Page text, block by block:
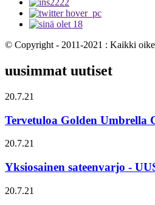
© Copyright - 2011-2021 : Kaikki
uusimmat uutiset
20.7.21
Tervetuloa Golden Umbrella
20.7.21
Yksiosainen sateenvarjo -
20.7.21